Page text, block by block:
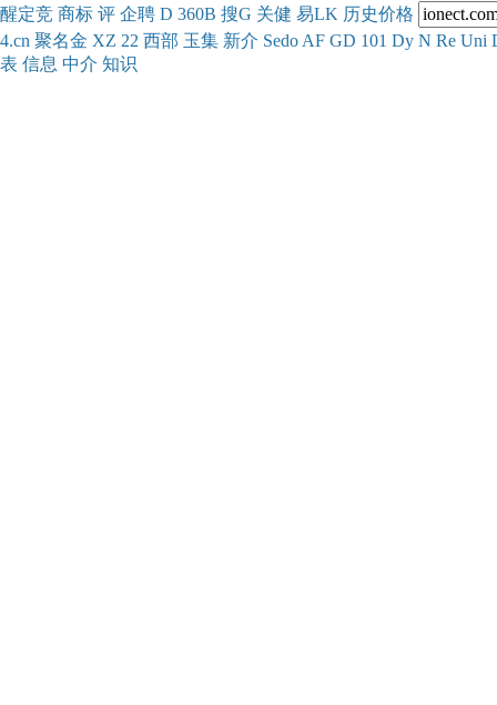
醒定竞 商标 评 企聘 D 360B 搜G 关健 易LK 历史价格
4.cn 聚名金 XZ 22 西部 玉集 新介 Sedo AF GD 101 Dy N Re Uni
表 信息 中介 知识